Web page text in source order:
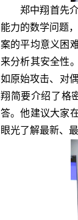
郑中翔首先
能力的数学问题
案的平均意义困
来分析其安全性
如原始攻击、对
翔简要介绍了格
答。他建议大家
眼光了解最新、